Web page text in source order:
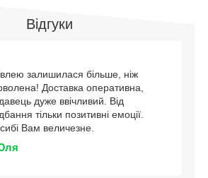
Відгуки
залишилася більше, ніж
Доставка оперативна,
дуже ввічливий. Від
тільки позитивні емоції.
Вам величезне.